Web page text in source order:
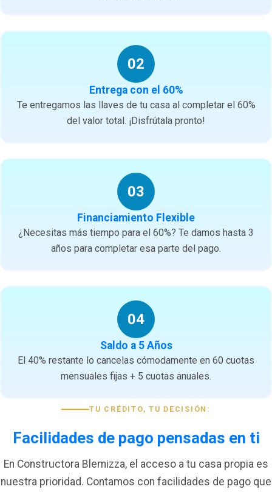
02
Entrega con el 60%
Te entregamos las llaves de tu casa al completar el 60%
del valor total. ¡Disfrútala pronto!
03
Financiamiento Flexible
¿Necesitas más tiempo para el 60%? Te damos hasta 3
años para completar esa parte del pago.
04
Saldo a 5 Años
El 40% restante lo cancelas cómodamente en 60 cuotas
mensuales fijas + 5 cuotas anuales.
TU CRÉDITO, TU DECISIÓN:
Facilidades de pago pensadas en ti
En Constructora Blemizza, el acceso a tu casa propia es
nuestra prioridad. Contamos con facilidades de pago que